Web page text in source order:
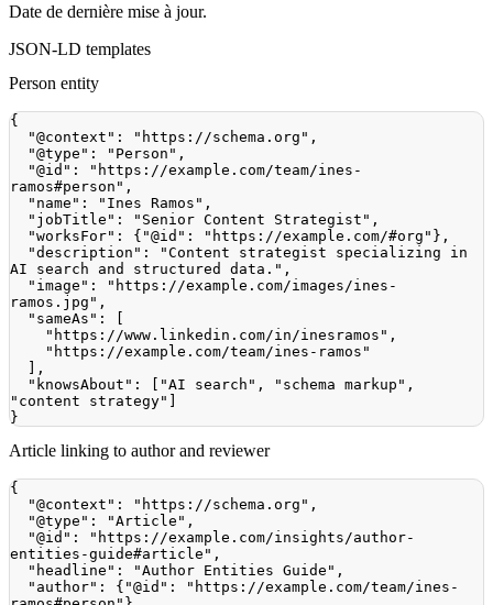
Date de dernière mise à jour.
JSON-LD templates
Person entity
{
"@context" : "https://schema.org" ,
"@type" : "Person" ,
"@id" :
"https://example.com/team/ines-
ramos#person" ,
"name" : "Ines Ramos" ,
"jobTitle" : "Senior Content Strategist" ,
"worksFor" : { "@id" : "https://example.com/#org" } ,
"description" :
"Content strategist specializing in
AI search and structured data." ,
"image" :
"https://example.com/images/ines-
ramos.jpg" ,
"sameAs" :
"https://www.linkedin.com/in/inesramos" ,
"https://example.com/team/ines-ramos"
,
"knowsAbout" : "AI search" , "schema markup" ,
"content strategy"
}
Article linking to author and reviewer
{
"@context" : "https://schema.org" ,
"@type" : "Article" ,
"@id" :
"https://example.com/insights/author-
entities-guide#article" ,
"headline" : "Author Entities Guide" ,
"author" : { "@id" :
"https://example.com/team/ines-